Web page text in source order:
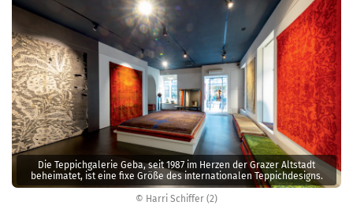
© Harri Schiffer (2)
Die Teppichgalerie Geba, seit 1987 im Herzen der Grazer Altstadt
beheimatet, ist eine fixe Größe des internationalen Teppichdesigns.